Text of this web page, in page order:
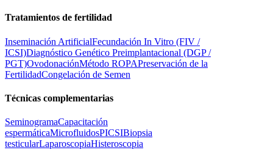
Tratamientos de fertilidad
Inseminación ArtificialFecundación In Vitro (FIV /
ICSI)Diagnóstico Genético Preimplantacional (DGP /
PGT)OvodonaciónMétodo ROPAPreservación de la
FertilidadCongelación de Semen
Técnicas complementarias
SeminogramaCapacitación
espermáticaMicrofluidosPICSIBiopsia
testicularLaparoscopiaHisteroscopia